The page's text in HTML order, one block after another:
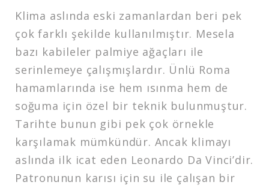
Klima aslında eski zamanlardan beri pek
çok farklı şekilde kullanılmıştır. Mesela
bazı kabileler palmiye ağaçları ile
serinlemeye çalışmışlardır. Ünlü Roma
hamamlarında ise hem ısınma hem de
soğuma için özel bir teknik bulunmuştur.
Tarihte bunun gibi pek çok örnekle
karşılamak mümkündür. Ancak klimayı
aslında ilk icat eden Leonardo Da Vinci’dir.
Patronunun karısı için su ile çalışan bir